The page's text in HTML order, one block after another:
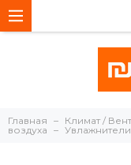
Главная
Климат /
воздуха